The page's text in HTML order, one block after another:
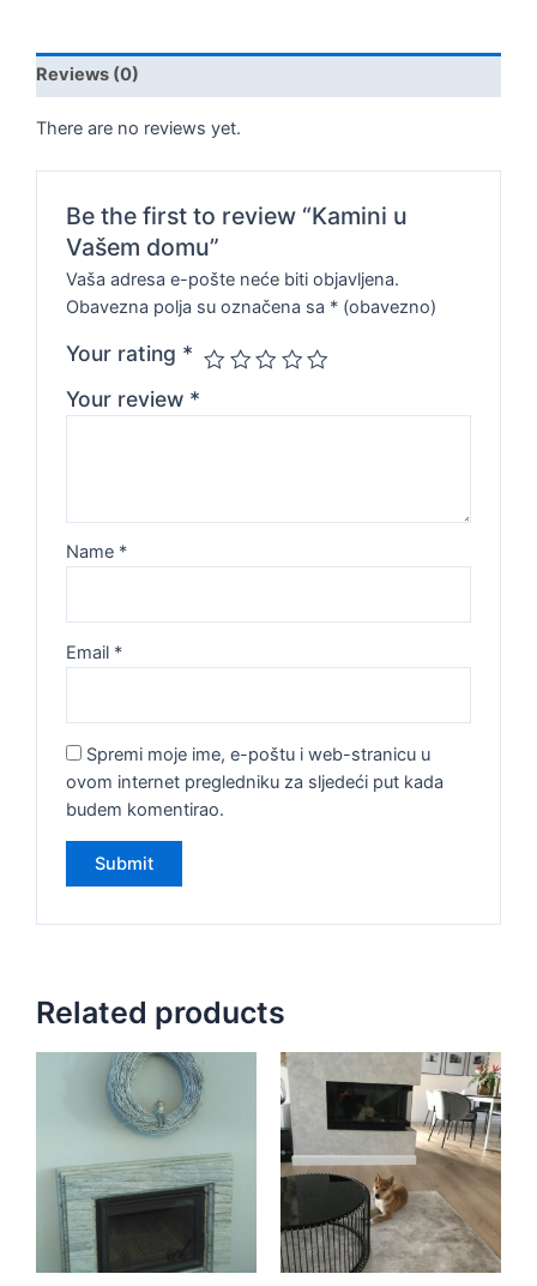
Reviews (0)
There are no reviews yet.
Be the first to review “Kamini u
Vašem domu”
Vaša adresa e-pošte neće biti objavljena.
Obavezna polja su označena sa * (obavezno)
Your rating *
Your review *
Name *
Email *
Spremi moje ime, e-poštu i web-stranicu u
ovom internet pregledniku za sljedeći put kada
budem komentirao.
Related products